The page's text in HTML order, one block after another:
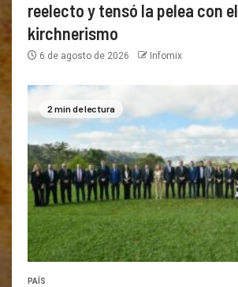
reelecto y tensó la pelea con el
kirchnerismo
6 de agosto de 2026 Infomix
2 min de lectura
PAÍS